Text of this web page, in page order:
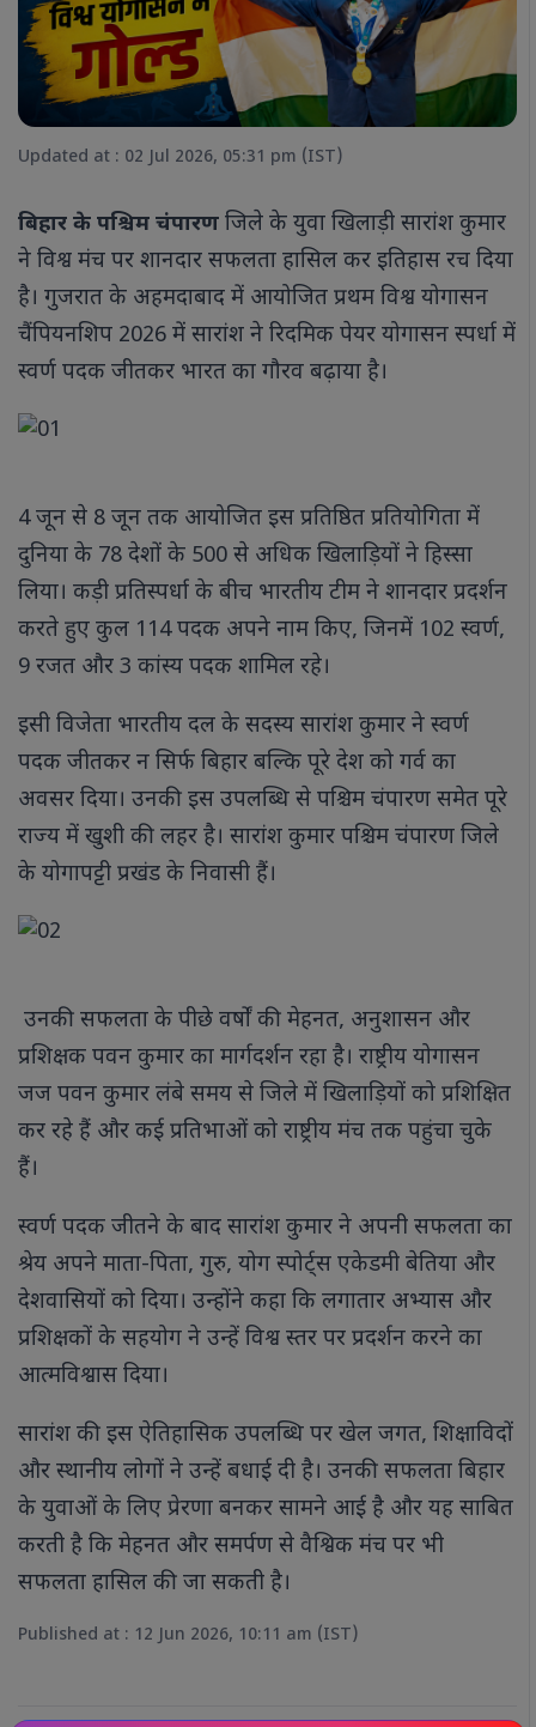
Updated at : 02 Jul 2026, 05:31 pm (IST)
बिहार के पश्चिम चंपारण जिले के युवा खिलाड़ी सारांश कुमार
ने विश्व मंच पर शानदार सफलता हासिल कर इतिहास रच दिया
है। गुजरात के अहमदाबाद में आयोजित प्रथम विश्व योगासन
चैंपियनशिप 2026 में सारांश ने रिदमिक पेयर योगासन स्पर्धा में
स्वर्ण पदक जीतकर भारत का गौरव बढ़ाया है।
4 जून से 8 जून तक आयोजित इस प्रतिष्ठित प्रतियोगिता में
दुनिया के 78 देशों के 500 से अधिक खिलाड़ियों ने हिस्सा
लिया। कड़ी प्रतिस्पर्धा के बीच भारतीय टीम ने शानदार प्रदर्शन
करते हुए कुल 114 पदक अपने नाम किए, जिनमें 102 स्वर्ण,
9 रजत और 3 कांस्य पदक शामिल रहे।
इसी विजेता भारतीय दल के सदस्य सारांश कुमार ने स्वर्ण
पदक जीतकर न सिर्फ बिहार बल्कि पूरे देश को गर्व का
अवसर दिया। उनकी इस उपलब्धि से पश्चिम चंपारण समेत पूरे
राज्य में खुशी की लहर है। सारांश कुमार पश्चिम चंपारण जिले
के योगापट्टी प्रखंड के निवासी हैं।
उनकी सफलता के पीछे वर्षों की मेहनत, अनुशासन और
प्रशिक्षक पवन कुमार का मार्गदर्शन रहा है। राष्ट्रीय योगासन
जज पवन कुमार लंबे समय से जिले में खिलाड़ियों को प्रशिक्षित
कर रहे हैं और कई प्रतिभाओं को राष्ट्रीय मंच तक पहुंचा चुके
हैं।
स्वर्ण पदक जीतने के बाद सारांश कुमार ने अपनी सफलता का
श्रेय अपने माता-पिता, गुरु, योग स्पोर्ट्स एकेडमी बेतिया और
देशवासियों को दिया। उन्होंने कहा कि लगातार अभ्यास और
प्रशिक्षकों के सहयोग ने उन्हें विश्व स्तर पर प्रदर्शन करने का
आत्मविश्वास दिया।
सारांश की इस ऐतिहासिक उपलब्धि पर खेल जगत, शिक्षाविदों
और स्थानीय लोगों ने उन्हें बधाई दी है। उनकी सफलता बिहार
के युवाओं के लिए प्रेरणा बनकर सामने आई है और यह साबित
करती है कि मेहनत और समर्पण से वैश्विक मंच पर भी
सफलता हासिल की जा सकती है।
Published at : 12 Jun 2026, 10:11 am (IST)